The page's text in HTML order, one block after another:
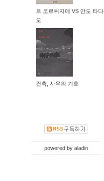
르 코르뷔지에 VS 안도 타다
오
건축, 사유의 기호
powered by aladin